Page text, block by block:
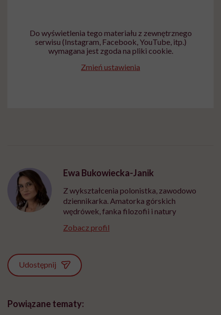
Do wyświetlenia tego materiału z zewnętrznego
serwisu (Instagram, Facebook, YouTube, itp.)
wymagana jest zgoda na pliki cookie.
Zmień ustawienia
Ewa Bukowiecka-Janik
Z wykształcenia polonistka, zawodowo
dziennikarka. Amatorka górskich
wędrówek, fanka filozofii i natury
Zobacz profil
Udostępnij
Powiązane tematy: